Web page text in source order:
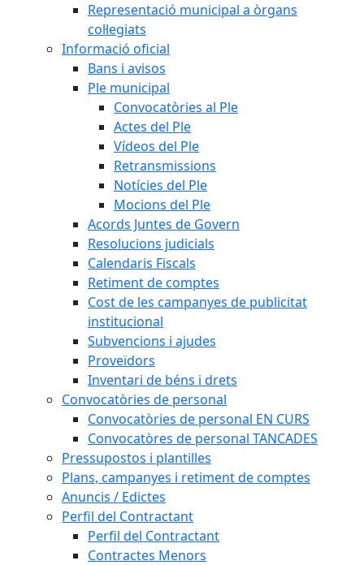
Representació municipal a òrgans
col·legiats
Informació oficial
Bans i avisos
Ple municipal
Convocatòries al Ple
Actes del Ple
Vídeos del Ple
Retransmissions
Notícies del Ple
Mocions del Ple
Acords Juntes de Govern
Resolucions judicials
Calendaris Fiscals
Retiment de comptes
Cost de les campanyes de publicitat
institucional
Subvencions i ajudes
Proveïdors
Inventari de béns i drets
Convocatòries de personal
Convocatòries de personal EN CURS
Convocatòres de personal TANCADES
Pressupostos i plantilles
Plans, campanyes i retiment de comptes
Anuncis / Edictes
Perfil del Contractant
Perfil del Contractant
Contractes Menors